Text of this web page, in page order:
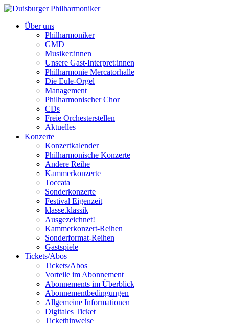
Über uns
Philharmoniker
GMD
Musiker:innen
Unsere Gast-Interpret:innen
Philharmonie Mercatorhalle
Die Eule-Orgel
Management
Philharmonischer Chor
CDs
Freie Orchesterstellen
Aktuelles
Konzerte
Konzertkalender
Philharmonische Konzerte
Andere Reihe
Kammerkonzerte
Toccata
Sonderkonzerte
Festival Eigenzeit
klasse.klassik
Ausgezeichnet!
Kammerkonzert-Reihen
Sonderformat-Reihen
Gastspiele
Tickets/Abos
Tickets/Abos
Vorteile im Abonnement
Abonnements im Überblick
Abonnement­bedingungen
Allgemeine Informationen
Digitales Ticket
Ticket­hinweise